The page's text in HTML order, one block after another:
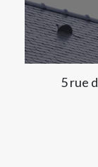
5 rue